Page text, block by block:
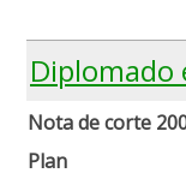
Diplomado
Nota de corte
Plan